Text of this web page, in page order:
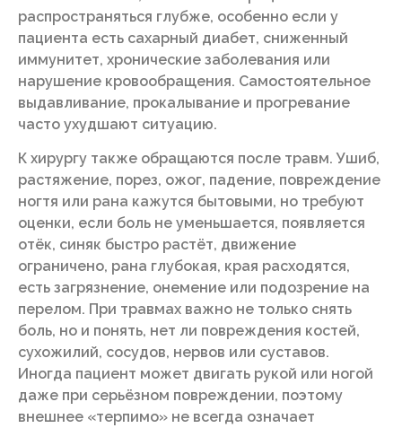
распространяться глубже, особенно если у
пациента есть сахарный диабет, сниженный
иммунитет, хронические заболевания или
нарушение кровообращения. Самостоятельное
выдавливание, прокалывание и прогревание
часто ухудшают ситуацию.
К хирургу также обращаются после травм. Ушиб,
растяжение, порез, ожог, падение, повреждение
ногтя или рана кажутся бытовыми, но требуют
оценки, если боль не уменьшается, появляется
отёк, синяк быстро растёт, движение
ограничено, рана глубокая, края расходятся,
есть загрязнение, онемение или подозрение на
перелом. При травмах важно не только снять
боль, но и понять, нет ли повреждения костей,
сухожилий, сосудов, нервов или суставов.
Иногда пациент может двигать рукой или ногой
даже при серьёзном повреждении, поэтому
внешнее «терпимо» не всегда означает